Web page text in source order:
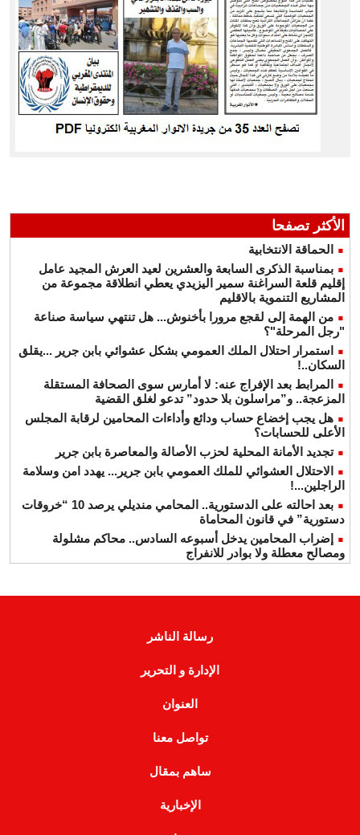
الأكثر تصفحا
الحماقة الانتخابية
بمناسبة الذكرى السابعة والعشرين لعيد العرش المجيد عامل
إقليم قلعة السراغنة سمير اليزيدي يعطي انطلاقة مجموعة من
المشاريع التنموية بالاقليم
من الهمة إلى لقجع مرورا بأخنوش... هل تنتهي سياسة صناعة
"رجل المرحلة"؟
استمرار احتلال الملك العمومي بشكل عشوائي بابن جرير ...يقلق
السكان..!
المرابط بعد الإفراج عنه: لا أمارس سوى الصحافة المستقلة
المزعجة.. و”مراسلون بلا حدود” تدعو لغلق القضية
هل يجب إخضاع حساب ودائع وأداءات المحامين لرقابة المجلس
الأعلى للحسابات؟
تجديد الأمانة المحلية لحزب الأصالة والمعاصرة بابن جرير
الاحتلال العشوائي للملك العمومي بابن جرير... يهدد امن وسلامة
الراجلين...!
بعد احالته على الدستورية.. المحامي منديلي يرصد 10 “خروقات
دستورية” في قانون المحاماة
إضراب المحامين يدخل أسبوعه السادس.. محاكم مشلولة
ومصالح معطلة ولا بوادر للانفراج
رسالة الناشر
الإدارة و التحرير
العنوان
تواصل معنا
ساهم بمقال
الإخبارية